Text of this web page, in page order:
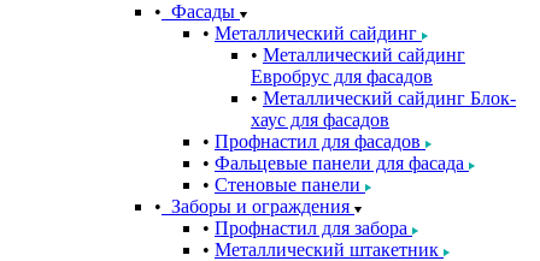
Фасады
Металлический сайдинг
Металлический сайдинг
Евробрус для фасадов
Металлический сайдинг Блок-
хаус для фасадов
Профнастил для фасадов
Фальцевые панели для фасада
Стеновые панели
Заборы и ограждения
Профнастил для забора
Металлический штакетник